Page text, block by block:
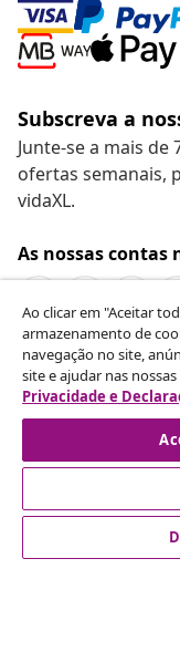
Subscreva a
Junte-se a mais
ofertas semanais,
vidaXL.
As nossas contas
Rescindir o
Envie um pedido
Atendimento
Ao clicar em "Aceitar
armazenamento de
navegação no site,
site e ajudar nas
Privacidade e